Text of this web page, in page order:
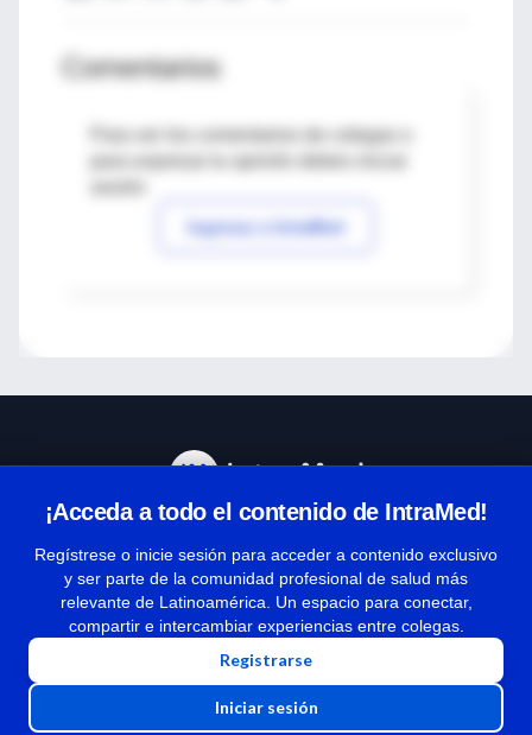
Comentarios
Para ver los comentarios de colegas o
Ingresar a IntraMed
¡Acceda a todo el contenido de IntraMed!
Regístrese o inicie sesión para acceder a contenido exclusivo
y ser parte de la comunidad profesional de salud más
relevante de Latinoamérica. Un espacio para conectar,
compartir e intercambiar experiencias entre colegas.
Registrarse
Iniciar sesión
Términos y condiciones
| Políticas de privacidad
| Todos los derechos reservados | Copyright 1997-2026